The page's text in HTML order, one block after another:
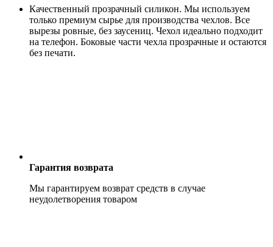
Качественный прозрачный силикон. Мы используем
только премиум сырье для производства чехлов. Все
вырезы ровные, без заусениц. Чехол идеально подходит
на телефон. Боковые части чехла прозрачные и остаются
без печати.
Гарантия возврата
Мы гарантируем возврат средств в случае
неудолетворения товаром